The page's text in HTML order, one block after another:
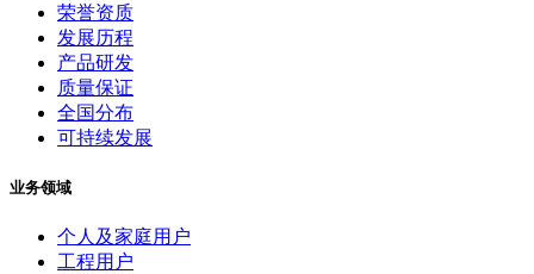
荣誉资质
发展历程
产品研发
质量保证
全国分布
可持续发展
业务领域
个人及家庭用户
工程用户